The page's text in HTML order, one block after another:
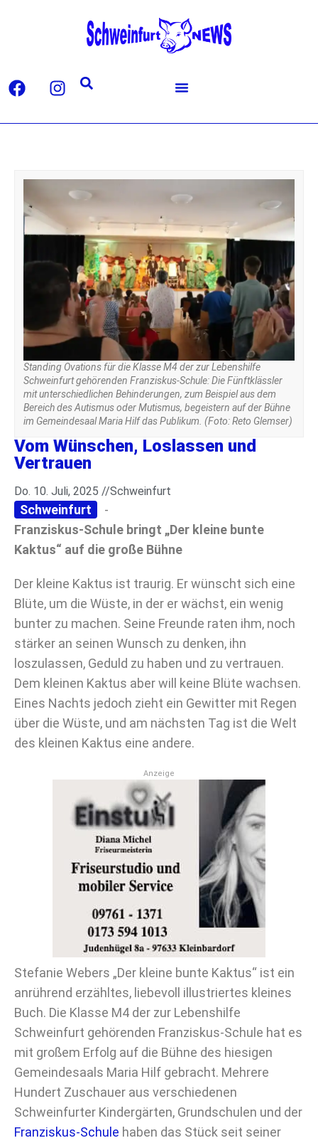
Standing Ovations für die Klasse M4 der zur Lebenshilfe
Schweinfurt gehörenden Franziskus-Schule: Die Fünftklässler
mit unterschiedlichen Behinderungen, zum Beispiel aus dem
Bereich des Autismus oder Mutismus, begeistern auf der Bühne
im Gemeindesaal Maria Hilf das Publikum. (Foto: Reto Glemser)
Vom Wünschen, Loslassen und
Vertrauen
Do. 10. Juli, 2025 //Schweinfurt
Schweinfurt
-
Franziskus-Schule bringt „Der kleine bunte
Kaktus“ auf die große Bühne
Der kleine Kaktus ist traurig. Er wünscht sich eine
Blüte, um die Wüste, in der er wächst, ein wenig
bunter zu machen. Seine Freunde raten ihm, noch
stärker an seinen Wunsch zu denken, ihn
loszulassen, Geduld zu haben und zu vertrauen.
Dem kleinen Kaktus aber will keine Blüte wachsen.
Eines Nachts jedoch zieht ein Gewitter mit Regen
über die Wüste, und am nächsten Tag ist die Welt
des kleinen Kaktus eine andere.
Anzeige
Stefanie Webers „Der kleine bunte Kaktus“ ist ein
anrührend erzähltes, liebevoll illustriertes kleines
Buch. Die Klasse M4 der zur Lebenshilfe
Schweinfurt gehörenden Franziskus-Schule hat es
mit großem Erfolg auf die Bühne des hiesigen
Gemeindesaals Maria Hilf gebracht. Mehrere
Hundert Zuschauer aus verschiedenen
Schweinfurter Kindergärten, Grundschulen und der
Franziskus-Schule haben das Stück seit seiner